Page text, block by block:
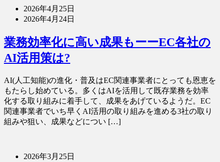
2026年4月25日
2026年4月24日
業務効率化に高い成果もーーEC各社の
AI活用策は?
AI(人工知能)の進化・普及はEC関連事業者にとっても恩恵を
もたらし始めている。多くはAIを活用して既存業務を効率
化する取り組みに着手して、成果をあげているようだ。EC
関連事業者でいち早くAI活用の取り組みを進める3社の取り
組みや狙い、成果などについ […]
2026年3月25日